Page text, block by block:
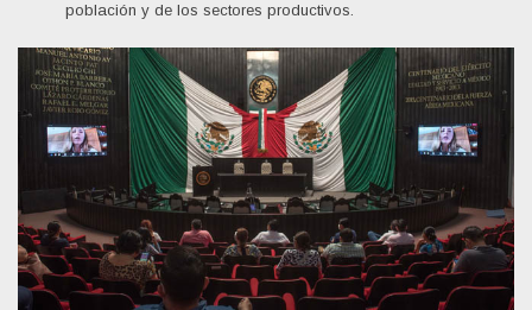
población y de los sectores productivos.